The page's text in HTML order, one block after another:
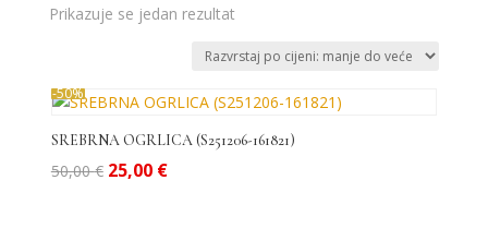
Prikazuje se jedan rezultat
-50%
SREBRNA OGRLICA (S251206-161821)
50,00€ Izvorna
25,00 €